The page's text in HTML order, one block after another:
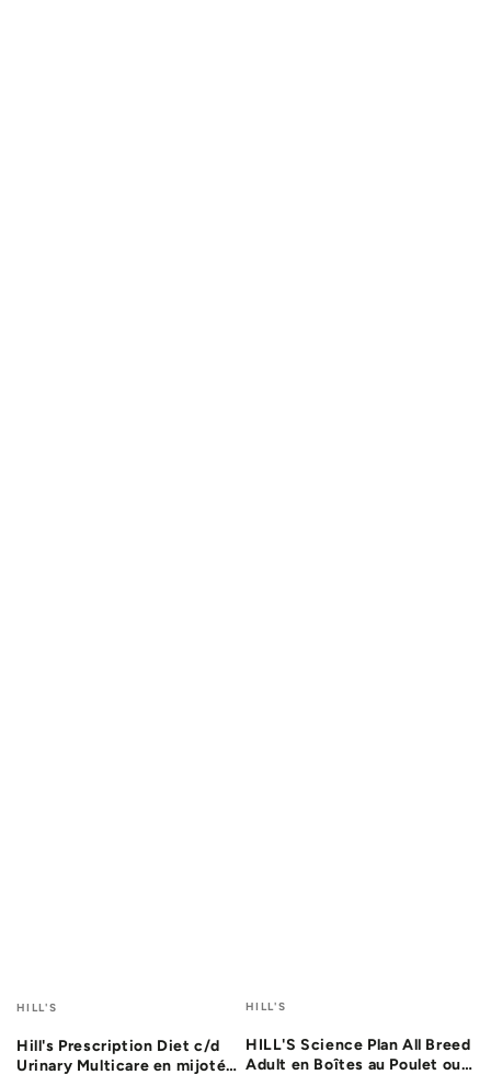
Fournisseur:
HILL'S
Hill's Prescription Diet c/d
Urinary Multicare en mijotés
Fournisseur:
HILL'S
HILL'S Science Plan All Breed
Adult en Boîtes au Poulet ou